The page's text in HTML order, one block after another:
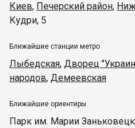
Киев, Печерский район,
Кудри, 5
Ближайшие станции метро
Лыбедская, Дворец
народов, Демеевская
Ближайшие ориентиры
Парк им. Марии